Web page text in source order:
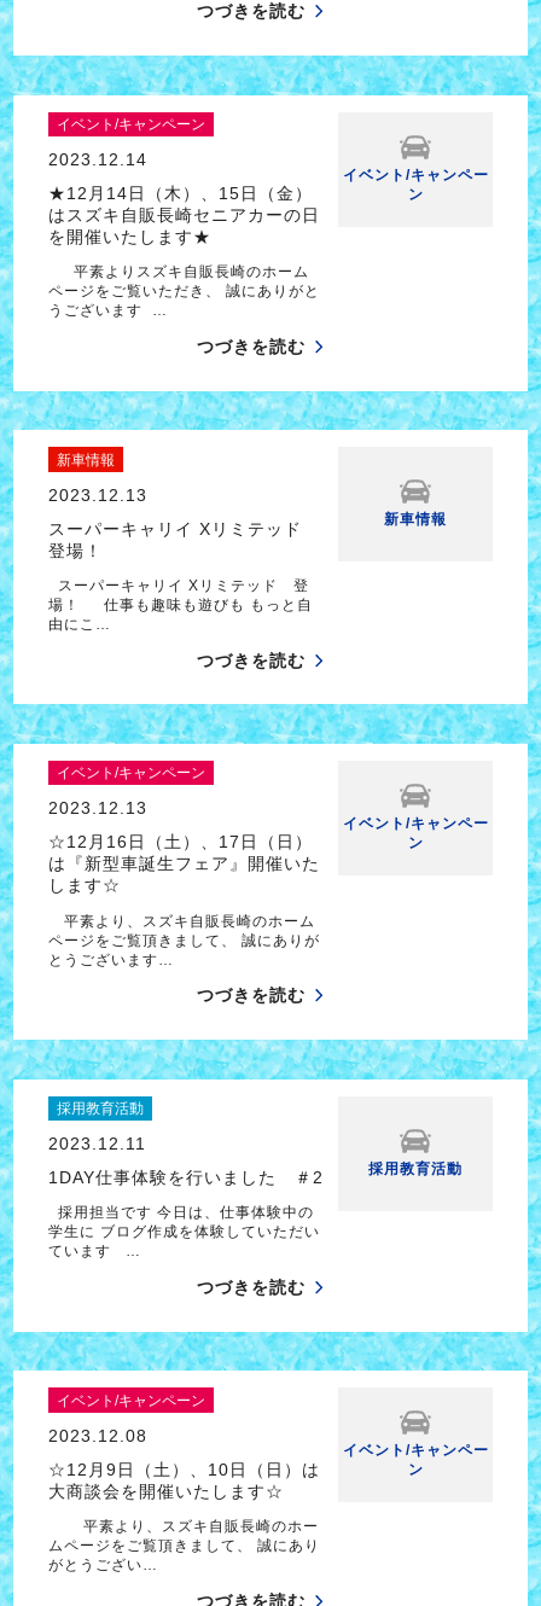
つづきを読む
イベント/キャンペーン
2023.12.14
★12月14日（木）、15日（金）
はスズキ自販長崎セニアカーの日
を開催いたします★
平素よりスズキ自販長崎のホーム
ページをご覧いただき、 誠にありがと
うございます …
つづきを読む
イベント/キャンペー
ン
新車情報
2023.12.13
スーパーキャリイ Xリミテッド
登場！
スーパーキャリイ Xリミテッド 登
場！ 仕事も趣味も遊びも もっと自
由にこ…
つづきを読む
新車情報
イベント/キャンペーン
2023.12.13
☆12月16日（土）、17日（日）
は『新型車誕生フェア』開催いた
します☆
平素より、スズキ自販長崎のホーム
ページをご覧頂きまして、 誠にありが
とうございます…
つづきを読む
イベント/キャンペー
ン
採用教育活動
2023.12.11
1DAY仕事体験を行いました ＃2
採用担当です 今日は、仕事体験中の
学生に ブログ作成を体験していただい
ています …
つづきを読む
採用教育活動
イベント/キャンペーン
2023.12.08
☆12月9日（土）、10日（日）は
大商談会を開催いたします☆
平素より、スズキ自販長崎のホー
ムページをご覧頂きまして、 誠にあり
がとうござい…
つづきを読む
イベント/キャンペー
ン